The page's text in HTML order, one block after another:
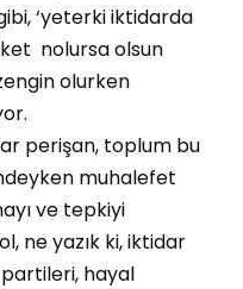
‘yeterki iktidarda
nolursa olsun
olurken
toplum bu
muhalefet
ve tepkiyi
ne yazık ki, iktidar
hayal